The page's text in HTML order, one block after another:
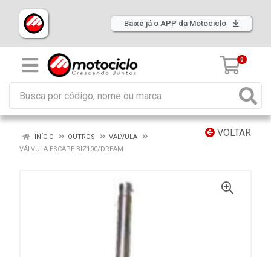
Baixe já o APP da Motociclo
0
VOLTAR
INÍCIO OUTROS
VALVULA
VÁLVULA ESCAPE BIZ100/DREAM